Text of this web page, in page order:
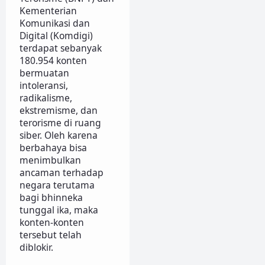
Kementerian
Komunikasi dan
Digital (Komdigi)
terdapat sebanyak
180.954 konten
bermuatan
intoleransi,
radikalisme,
ekstremisme, dan
terorisme di ruang
siber. Oleh karena
berbahaya bisa
menimbulkan
ancaman terhadap
negara terutama
bagi bhinneka
tunggal ika, maka
konten-konten
tersebut telah
diblokir.